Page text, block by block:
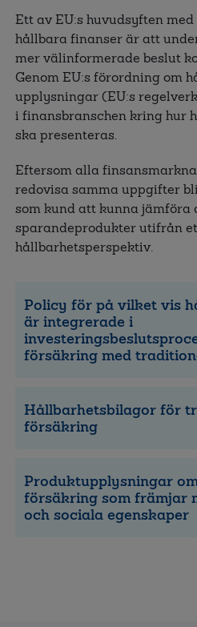
Ett av EU:s huvudsyften
hållbara finanser är att
mer välinformerade beslut
Genom EU:s förordning om
upplysningar (EU:s
i finansbranschen kring hur
ska presenteras.
Eftersom alla
redovisa samma uppgifter
som kund att kunna jämföra
sparandeprodukter utifrån
hållbarhetsperspektiv.
Policy för på vilket vis
är integrerade i
försäkring med
Hållbarhetsbilagor för
försäkring
Produktupplysningar
försäkring som främjar
och sociala egenskaper